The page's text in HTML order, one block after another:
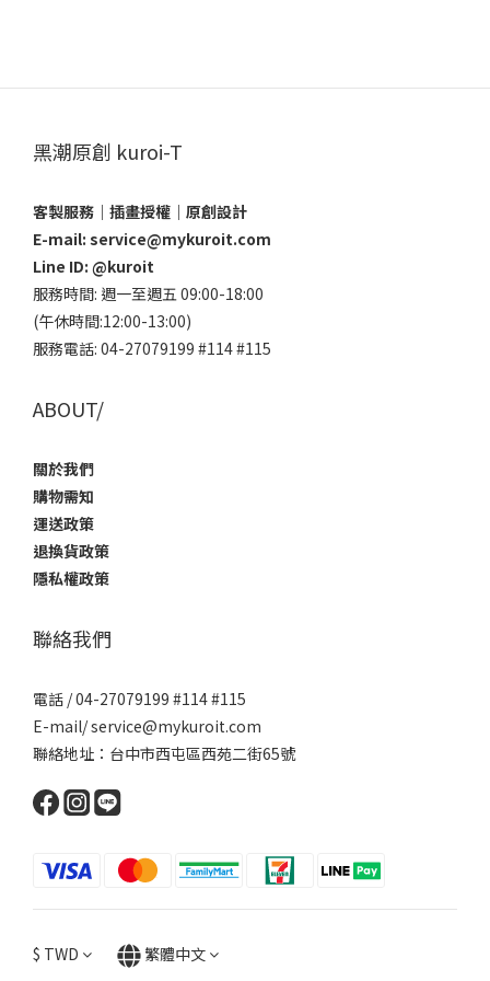
黑潮原創 kuroi-T
客製服務｜插畫授權｜原創設計
E-mail: service@mykuroit.com
Line ID: @kuroit
服務時間: 週一至週五 09:00-18:00
(午休時間:12:00-13:00)
服務電話: 04-27079199 #114 #115
ABOUT/
關於我們
購物需知
運送政策
退換貨政策
隱私權政策
聯絡我們
電話 / 04-27079199 #114 #115
E-mail/ service@mykuroit.com
聯絡地址：台中市西屯區西苑二街65號
$ TWD 繁體中文